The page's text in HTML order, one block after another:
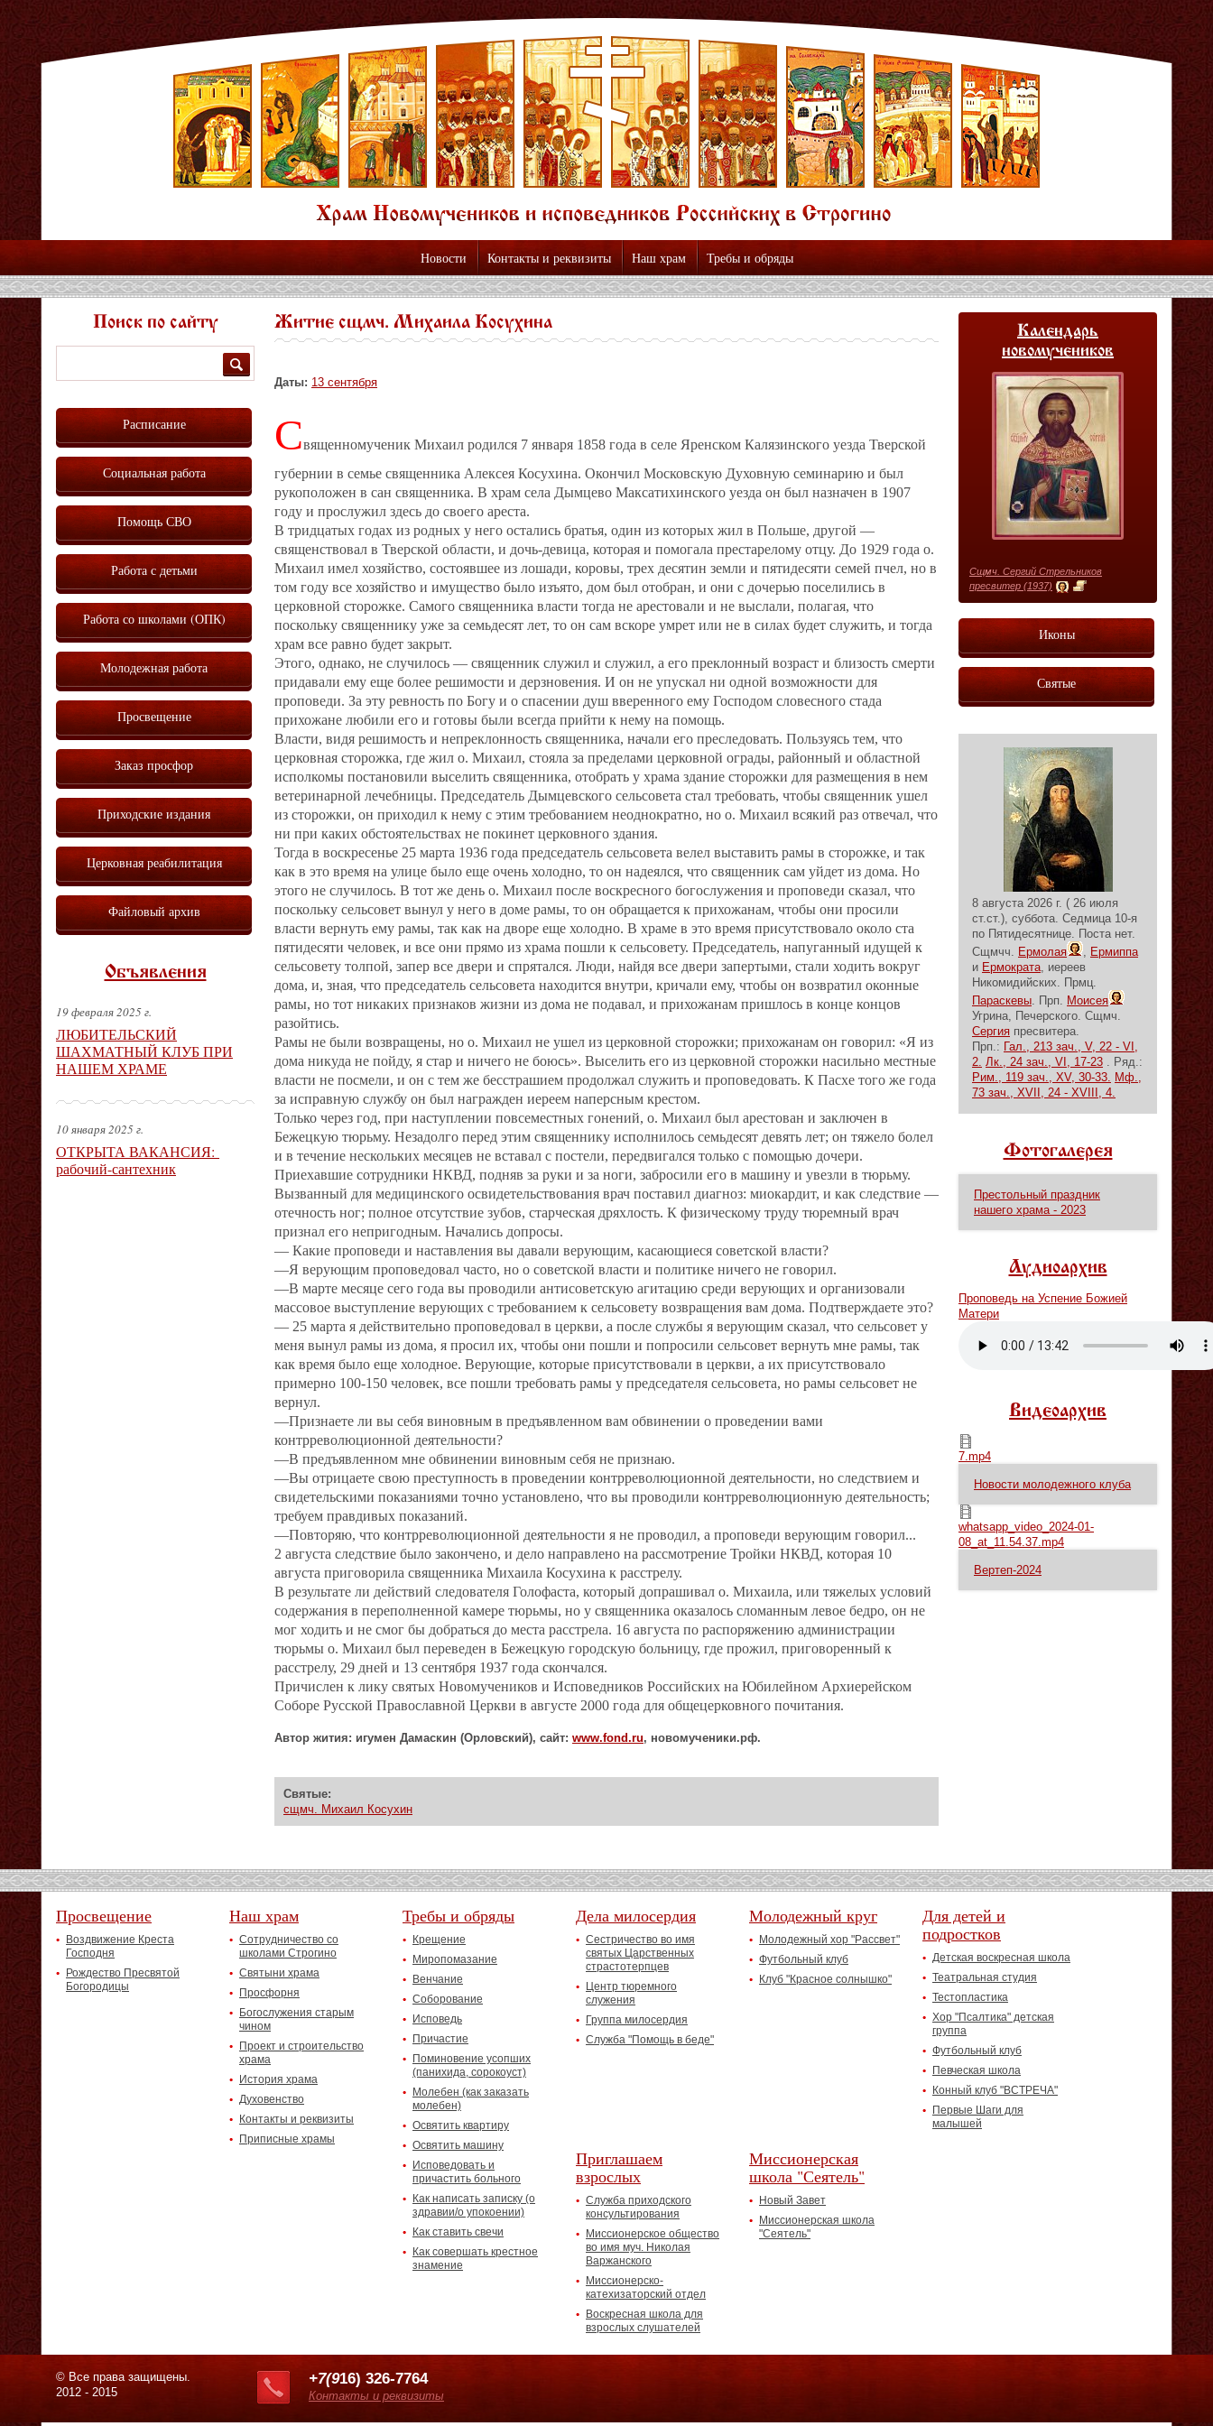
Новости Контакты и реквизиты Наш храм Требы и обряды
Житие сщмч. Михаила Косухина
Даты: 13 сентября
Священномученик Михаил родился 7 января 1858 года в селе Яренском Калязинского уезда Тверской
губернии в семье священника Алексея Косухина. Окончил Московскую Духовную семинарию и был
рукоположен в сан священника. В храм села Дымцево Максатихинского уезда он был назначен в 1907
году и прослужил здесь до своего ареста.
В тридцатых годах из родных у него остались братья, один из которых жил в Польше, другой —
священствовал в Тверской области, и дочь-девица, которая и помогала престарелому отцу. До 1929 года о.
Михаил имел хозяйство, состоявшее из лошади, коровы, трех десятин земли и пятидесяти семей пчел, но в
том году все хозяйство и имущество было изъято, дом был отобран, и они с дочерью поселились в
церковной сторожке. Самого священника власти тогда не арестовали и не выслали, полагая, что
поскольку священнику уже за семьдесят лет, то он сам вскоре умрет или не в силах будет служить, и тогда
храм все равно будет закрыт.
Этого, однако, не случилось — священник служил и служил, а его преклонный возраст и близость смерти
придавали ему еще более решимости и дерзновения. И он не упускал ни одной возможности для
проповеди. За эту ревность по Богу и о спасении душ вверенного ему Господом словесного стада
прихожане любили его и готовы были всегда прийти к нему на помощь.
Власти, видя решимость и непреклонность священника, начали его преследовать. Пользуясь тем, что
церковная сторожка, где жил о. Михаил, стояла за пределами церковной ограды, районный и областной
исполкомы постановили выселить священника, отобрать у храма здание сторожки для размещения в нем
ветеринарной лечебницы. Председатель Дымцевского сельсовета стал требовать, чтобы священник ушел
из сторожки, он приходил к нему с этим требованием неоднократно, но о. Михаил всякий раз отвечал, что
ни при каких обстоятельствах не покинет церковного здания.
Тогда в воскресенье 25 марта 1936 года председатель сельсовета велел выставить рамы в сторожке, и так
как в это время на улице было еще очень холодно, то он надеялся, что священник сам уйдет из дома. Но
этого не случилось. В тот же день о. Михаил после воскресного богослужения и проповеди сказал, что
поскольку сельсовет вынул у него в доме рамы, то он обращается к прихожанам, чтобы они просили
власти вернуть ему рамы, так как на дворе еще холодно. В храме в это время присутствовало около ста
пятидесяти человек, и все они прямо из храма пошли к сельсовету. Председатель, напуганный идущей к
сельсовету толпой, запер все двери и спрятался. Люди, найдя все двери запертыми, стали ходить вокруг
дома, и, зная, что председатель сельсовета находится внутри, кричали ему, чтобы он возвратил оконные
рамы, но тот никаких признаков жизни из дома не подавал, и прихожанам пришлось в конце концов
разойтись.
Рамы не были возвращены, но о. Михаил не ушел из церковной сторожки; прихожанам он говорил: «Я из
дома никуда не пойду, я стар и ничего не боюсь». Выселить его из церковной сторожки насильно местные
власти не посмели, и он с тем же бесстрашием продолжал служить и проповедовать. К Пасхе того же года
за исправную службу он был награжден иереем наперсным крестом.
Только через год, при наступлении повсеместных гонений, о. Михаил был арестован и заключен в
Бежецкую тюрьму. Незадолго перед этим священнику исполнилось семьдесят девять лет; он тяжело болел
и в течение нескольких месяцев не вставал с постели, передвигался только с помощью дочери.
Приехавшие сотрудники НКВД, подняв за руки и за ноги, забросили его в машину и увезли в тюрьму.
Вызванный для медицинского освидетельствования врач поставил диагноз: миокардит, и как следствие —
отечность ног; полное отсутствие зубов, старческая дряхлость. К физическому труду тюремный врач
признал его непригодным. Начались допросы.
— Какие проповеди и наставления вы давали верующим, касающиеся советской власти?
—Я верующим проповедовал часто, но о советской власти и политике ничего не говорил.
—В марте месяце сего года вы проводили антисоветскую агитацию среди верующих и организовали
массовое выступление верующих с требованием к сельсовету возвращения вам дома. Подтверждаете это?
— 25 марта я действительно проповедовал в церкви, а после службы я верующим сказал, что сельсовет у
меня вынул рамы из дома, я просил их, чтобы они пошли и попросили сельсовет вернуть мне рамы, так
как время было еще холодное. Верующие, которые присутствовали в церкви, а их присутствовало
примерно 100-150 человек, все пошли требовать рамы у председателя сельсовета, но рамы сельсовет не
вернул.
—Признаете ли вы себя виновным в предъявленном вам обвинении о проведении вами
контрреволюционной деятельности?
—В предъявленном мне обвинении виновным себя не признаю.
—Вы отрицаете свою преступность в проведении контрреволюционной деятельности, но следствием и
свидетельскими показаниями точно установлено, что вы проводили контрреволюционную деятельность;
требуем правдивых показаний.
—Повторяю, что контрреволюционной деятельности я не проводил, а проповеди верующим говорил...
2 августа следствие было закончено, и дело направлено на рассмотрение Тройки НКВД, которая 10
августа приговорила священника Михаила Косухина к расстрелу.
В результате ли действий следователя Голофаста, который допрашивал о. Михаила, или тяжелых условий
содержания в переполненной камере тюрьмы, но у священника оказалось сломанным левое бедро, он не
мог ходить и не смог бы добраться до места расстрела. 16 августа по распоряжению администрации
тюрьмы о. Михаил был переведен в Бежецкую городскую больницу, где прожил, приговоренный к
расстрелу, 29 дней и 13 сентября 1937 года скончался.
Причислен к лику святых Новомучеников и Исповедников Российских на Юбилейном Архиерейском
Соборе Русской Православной Церкви в августе 2000 года для общецерковного почитания.
Автор жития: игумен Дамаскин (Орловский), сайт: www.fond.ru, новомученики.рф.
Святые:
сщмч. Михаил Косухин
Поиск по сайту
Расписание
Социальная работа
Помощь СВО
Работа с детьми
Работа со школами (ОПК)
Молодежная работа
Просвещение
Заказ просфор
Приходские издания
Церковная реабилитация
Файловый архив
Объявления
19 февраля 2025 г.
ЛЮБИТЕЛЬСКИЙ
ШАХМАТНЫЙ КЛУБ ПРИ
НАШЕМ ХРАМЕ
10 января 2025 г.
ОТКРЫТА ВАКАНСИЯ:
рабочий-сантехник
Календарь
новомучеников
Сщмч. Сергий Стрельников
пресвитер (1937)
Иконы
Святые
8 августа 2026 г. ( 26 июля
ст.ст.), суббота. Седмица 10-я
по Пятидесятнице. Поста нет.
Сщмчч. Ермолая , Ермиппа
и Ермократа, иереев
Никомидийских. Прмц.
Параскевы. Прп. Моисея
Угрина, Печерского. Сщмч.
Сергия пресвитера.
Прп.: Гал., 213 зач., V, 22 - VI,
2. Лк., 24 зач., VI, 17-23 . Ряд.:
Рим., 119 зач., XV, 30-33. Мф.,
73 зач., XVII, 24 - XVIII, 4.
Фотогалерея
Престольный праздник
нашего храма - 2023
Аудиоархив
Проповедь на Успение Божией
Матери
Видеоархив
7.mp4
7.mp4
Новости молодежного клуба
whatsapp_video_2024-01-08_at_11.54.37.mp4
whatsapp_video_2024-01-
08_at_11.54.37.mp4
Вертеп-2024
Просвещение
Воздвижение Креста
Господня
Рождество Пресвятой
Богородицы
Наш храм
Сотрудничество со
школами Строгино
Святыни храма
Просфорня
Богослужения старым
чином
Проект и строительство
храма
История храма
Духовенство
Контакты и реквизиты
Приписные храмы
Требы и обряды
Крещение
Миропомазание
Венчание
Соборование
Исповедь
Причастие
Поминовение усопших
(панихида, сорокоуст)
Молебен (как заказать
молебен)
Освятить квартиру
Освятить машину
Исповедовать и
причастить больного
Как написать записку (о
здравии/о упокоении)
Как ставить свечи
Как совершать крестное
знамение
Дела милосердия
Сестричество во имя
святых Царственных
страстотерпцев
Центр тюремного
служения
Группа милосердия
Служба "Помощь в беде"
Молодежный круг
Молодежный хор "Рассвет"
Футбольный клуб
Клуб "Красное солнышко"
Для детей и
подростков
Детская воскресная школа
Театральная студия
Тестопластика
Хор "Псалтика" детская
группа
Футбольный клуб
Певческая школа
Конный клуб "ВСТРЕЧА"
Первые Шаги для
малышей
Приглашаем
взрослых
Служба приходского
консультирования
Миссионерское общество
во имя муч. Николая
Варжанского
Миссионерско-
катехизаторский отдел
Воскресная школа для
взрослых слушателей
Миссионерская
школа "Сеятель"
Новый Завет
Миссионерская школа
"Сеятель"
© Все права защищены.
2012 - 2015
+7(916) 326-7764
Контакты и реквизиты